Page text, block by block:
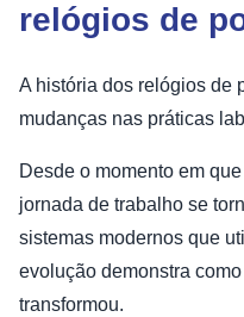
relógios de
A história dos relógios de
mudanças nas práticas
Desde o momento em
jornada de trabalho se
sistemas modernos que
evolução demonstra
transformou.